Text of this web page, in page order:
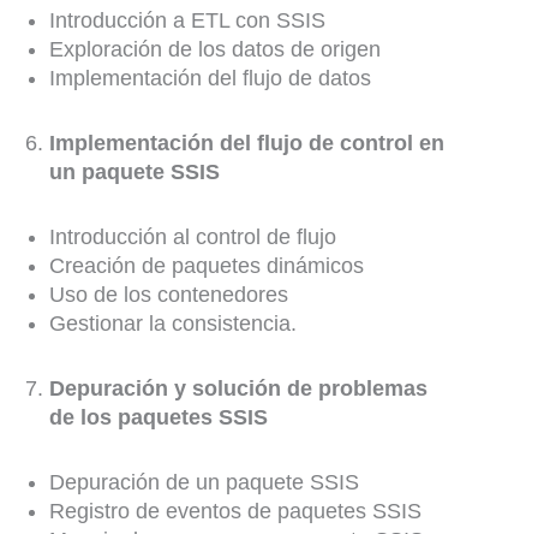
Introducción a ETL con SSIS
Exploración de los datos de origen
Implementación del flujo de datos
Implementación del flujo de control en
un paquete SSIS
Introducción al control de flujo
Creación de paquetes dinámicos
Uso de los contenedores
Gestionar la consistencia.
Depuración y solución de problemas
de los paquetes SSIS
Depuración de un paquete SSIS
Registro de eventos de paquetes SSIS